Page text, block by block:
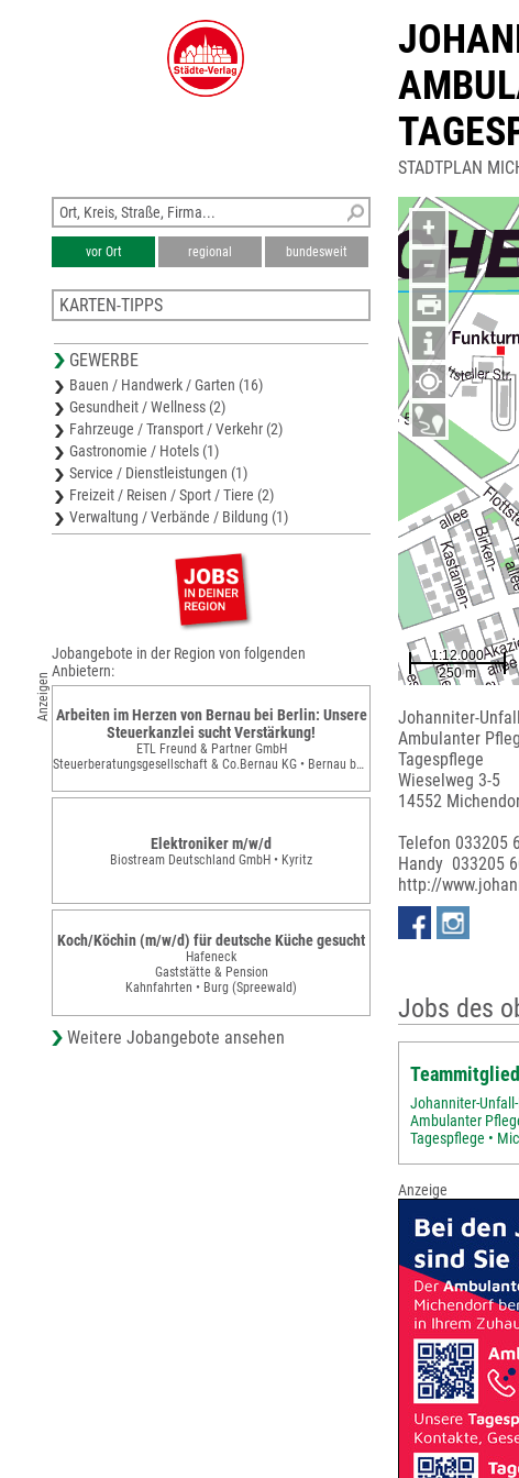
STADTPLAN
+
−
Johanniter-
Ambulanter
Tagespflege
Wieselweg 3-5
14552
Telefon 033205
Handy 033205
http://
Jobs des
Johanniter-
Ambulanter
Tagespflege •
Anzeige
vor Ort regional bundesweit
KARTEN-TIPPS
Stadtplan Nuthetal
Stadtplan Potsdam
Stadtplan Beelitz
Stadtplan Werder (Havel)
GEWERBE
Bauen / Handwerk / Garten (16)
Gesundheit / Wellness (2)
Fahrzeuge / Transport / Verkehr (2)
Gastronomie / Hotels (1)
Service / Dienstleistungen (1)
Freizeit / Reisen / Sport / Tiere (2)
Verwaltung / Verbände / Bildung (1)
Anzeigen
Jobangebote in der Region von folgenden
Anbietern:
Arbeiten im Herzen von Bernau bei Berlin: Unsere
Steuerkanzlei sucht Verstärkung!
ETL Freund & Partner GmbH
Steuerberatungsgesellschaft & Co.Bernau KG • Bernau bei Berlin
Elektroniker m/w/d
Biostream Deutschland GmbH • Kyritz
Koch/Köchin (m/w/d) für deutsche Küche gesucht
Hafeneck
Gaststätte & Pension
Kahnfahrten • Burg (Spreewald)
Weitere Jobangebote ansehen